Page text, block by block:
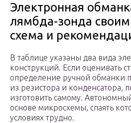
Электронная
лямбда-зонда
схема и
В таблице указаны два вида
конструкций. Если оценивать
определение ручной обманки
из резистора и конденсатора,
изготовить самому.
основе микросхемы, спаять
условиях трудно.